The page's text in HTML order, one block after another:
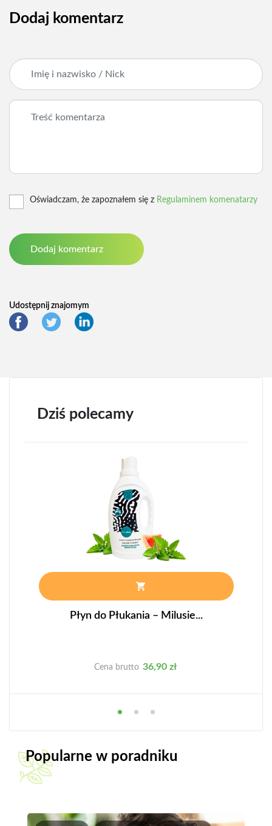
Dziś polecamy
Płyn do Płukania – Milusie...
Cena brutto Cena
36,90 zł
Popularne w poradniku
Dodaj komentarz
Oświadczam, że zapoznałem się z Regulaminem komenatarzy
Udostępnij znajomym